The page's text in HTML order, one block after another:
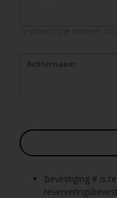
Tarieven en
huren
Zakelijk
Achternaam:
Bevestiging # is